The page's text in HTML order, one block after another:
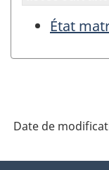
État
Date de